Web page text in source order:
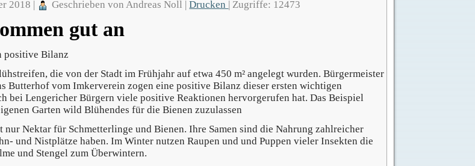
2018 | Geschrieben von Andreas Noll |Drucken | Zugriffe: 12473
gut an
positive Bilanz
die von der Stadt im Frühjahr auf etwa 450 m² angelegt wurden. Bürgermeister
Butterhof vom Imkerverein zogen eine positive Bilanz dieser ersten wichtigen
bei Lengericher Bürgern viele positive Reaktionen hervorgerufen hat. Das Beispiel
Garten wild Blühendes für die Bienen zuzulassen
nur Nektar für Schmetterlinge und Bienen. Ihre Samen sind dieNahrungzahlreicher
und Nistplätze haben. Im Winter nutzen Raupen und und Puppen vieler Insekten die
und Stengel zumÜberwintern.